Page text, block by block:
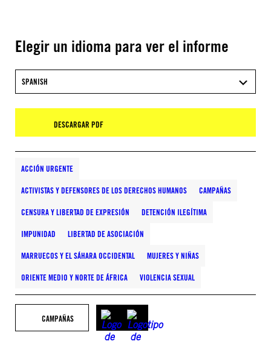
Elegir un idioma para ver el informe
SPANISH
DESCARGAR PDF
ACCIÓN URGENTE
ACTIVISTAS Y DEFENSORES DE LOS DERECHOS HUMANOS CAMPAÑAS
CENSURA Y LIBERTAD DE EXPRESIÓN DETENCIÓN ILEGÍTIMA
IMPUNIDAD LIBERTAD DE ASOCIACIÓN
MARRUECOS Y EL SÁHARA OCCIDENTAL MUJERES Y NIÑAS
ORIENTE MEDIO Y NORTE DE ÁFRICA VIOLENCIA SEXUAL
CAMPAÑAS